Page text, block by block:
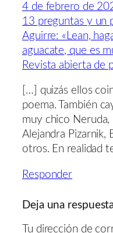
4 de febrero de
13 preguntas y un
Aguirre: «Lean,
aguacate, que es
Revista abierta de
[…] quizás ellos
poema. También
muy chico Neruda,
Alejandra Pizarnik,
otros. En realidad
Responder
Deja una
Tu dirección de